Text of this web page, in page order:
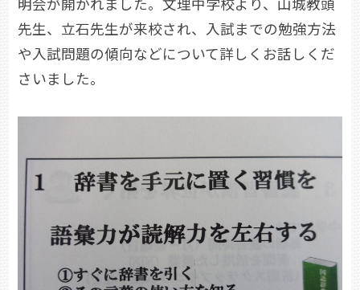
先生、立石先生が来校され、入試までの勉強方法
や入試問題の傾向などについて詳しくお話しくだ
さいました。